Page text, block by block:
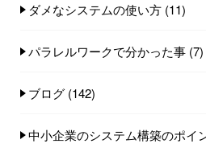
ダメなシステムの使い方 (11)
パラレルワークで分かった事 (7)
ブログ (142)
中小企業のシステム構築のポイ